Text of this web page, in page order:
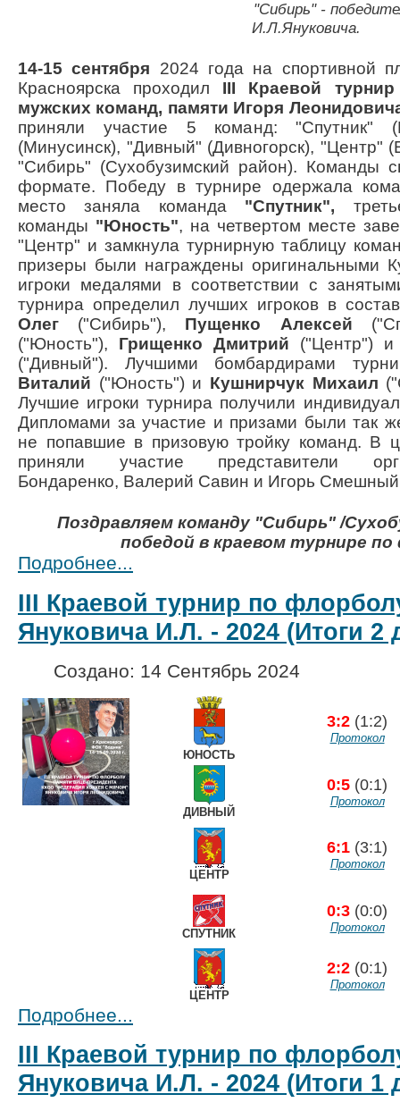
"Сибирь" - победитель
И.Л.Януковича.
14-15 сентября 2024 года на спортивной
Красноярска проходил III Краевой
мужских команд, памяти Игоря
приняли участие 5 команд: "Спутник"
(Минусинск), "Дивный" (Дивногорск), "Центр"
"Сибирь" (Сухобузимский район). Команды
формате. Победу в турнире одержала
место заняла команда "Спутник",
команды "Юность", на четвертом месте
"Центр" и замкнула турнирную таблицу
призеры были награждены оригинальными
игроки медалями в соответствии с
турнира определил лучших игроков в
Олег ("Сибирь"), Пущенко Алексей
("Юность"), Грищенко Дмитрий ("Центр")
("Дивный"). Лучшими бомбардирами
Виталий ("Юность") и Кушнирчук Михаил
Лучшие игроки турнира получили
Дипломами за участие и призами были так
не попавшие в призовую тройку команд. В
приняли участие представители
Бондаренко, Валерий Савин и Игорь
Поздравляем команду "Сибирь" /
победой в краевом турнире по
Подробнее...
III Краевой турнир по
Януковича И.Л. - 2024 (Итоги 2
Создано: 14 Сентябрь 2024
ЮНОСТЬ
3:2 (1:2)
Протокол
ДИВНЫЙ
0:5 (0:1)
Протокол
ЦЕНТР
6:1 (3:1)
Протокол
СПУТНИК
0:3 (0:0)
Протокол
ЦЕНТР
2:2 (0:1)
Протокол
Подробнее...
III Краевой турнир по
Януковича И.Л. - 2024 (Итоги 1